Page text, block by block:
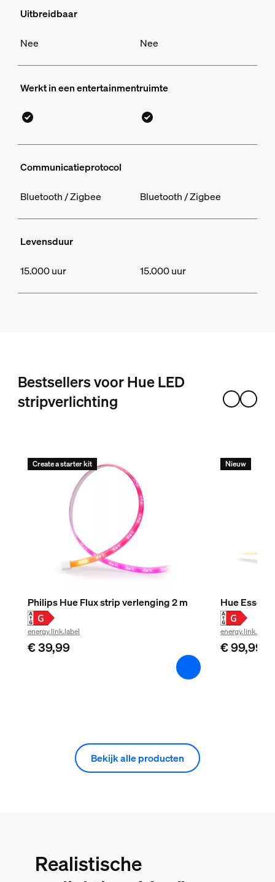
Uitbreidbaar
Nee Nee
Werkt in een entertainmentruimte
Communicatieprotocol
Bluetooth / Zigbee Bluetooth / Zigbee
Levensduur
15.000 uur 15.000 uur
Bestsellers voor Hue LED
stripverlichting
Create a starter kit
Philips Hue Flux strip verlenging 2 m
energy.link.label
€ 39,99
Nieuw
Hue
energy.link.label
€ 99,99
Bekijk alle producten
Realistische